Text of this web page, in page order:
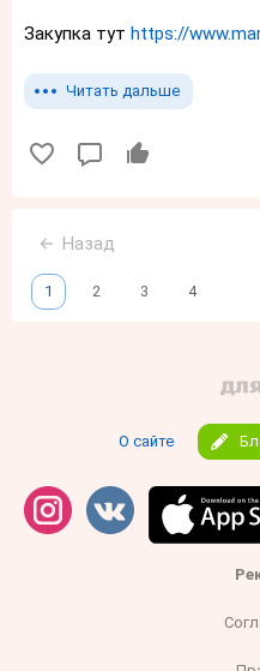
Закупка тут https://
Читать дальше
Назад
1 2 3 4
О сайте